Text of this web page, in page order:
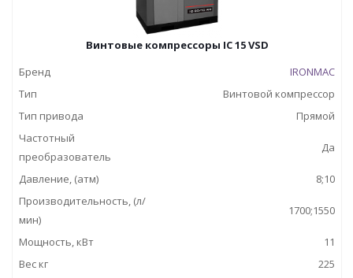
Винтовые компрессоры IC 15 VSD
Бренд
IRONMAC
Тип
Винтовой компрессор
Тип привода
Прямой
Частотный
преобразователь
Да
Давление, (атм)
8;10
Производительность, (л/
мин)
1700;1550
Мощность, кВт
11
Вес кг
225